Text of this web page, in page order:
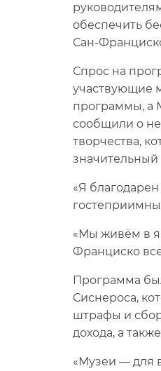
обеспечить
Сан-
Спрос на
участвующие
программы, а
сообщили о
творчества,
«Я
«Мы живём в
Франциско
Программа
Сиснероса,
штрафы и
дохода, а
«Музеи — для